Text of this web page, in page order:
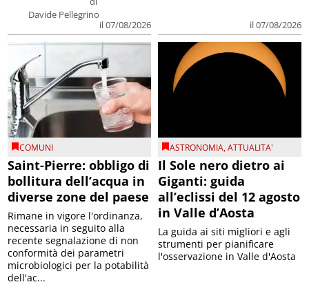
Davide Pellegrino
il 07/08/2026
il 07/08/2026
COMUNI
Saint-Pierre: obbligo di
bollitura dell’acqua in
diverse zone del paese
Rimane in vigore l'ordinanza,
necessaria in seguito alla
recente segnalazione di non
conformità dei parametri
microbiologici per la potabilità
dell'ac...
ASTRONOMIA,ATTUALITA'
Il Sole nero dietro ai
Giganti: guida
all’eclissi del 12 agosto
in Valle d’Aosta
La guida ai siti migliori e agli
strumenti per pianificare
l'osservazione in Valle d'Aosta